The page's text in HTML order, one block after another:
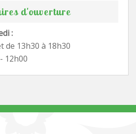
d'ouverture
:
de 13h30 à 18h30
12h00